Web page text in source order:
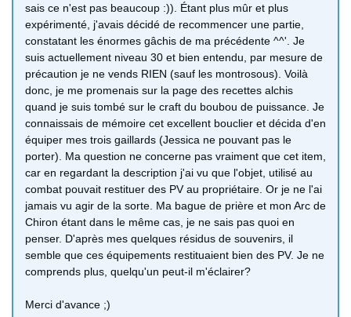
sais ce n'est pas beaucoup :)). Étant plus mûr et plus
expérimenté, j'avais décidé de recommencer une partie,
constatant les énormes gâchis de ma précédente ^^'. Je
suis actuellement niveau 30 et bien entendu, par mesure de
précaution je ne vends RIEN (sauf les montrosous). Voilà
donc, je me promenais sur la page des recettes alchis
quand je suis tombé sur le craft du boubou de puissance. Je
connaissais de mémoire cet excellent bouclier et décida d'en
équiper mes trois gaillards (Jessica ne pouvant pas le
porter). Ma question ne concerne pas vraiment que cet item,
car en regardant la description j'ai vu que l'objet, utilisé au
combat pouvait restituer des PV au propriétaire. Or je ne l'ai
jamais vu agir de la sorte. Ma bague de prière et mon Arc de
Chiron étant dans le même cas, je ne sais pas quoi en
penser. D'après mes quelques résidus de souvenirs, il
semble que ces équipements restituaient bien des PV. Je ne
comprends plus, quelqu'un peut-il m'éclairer?
Merci d'avance ;)